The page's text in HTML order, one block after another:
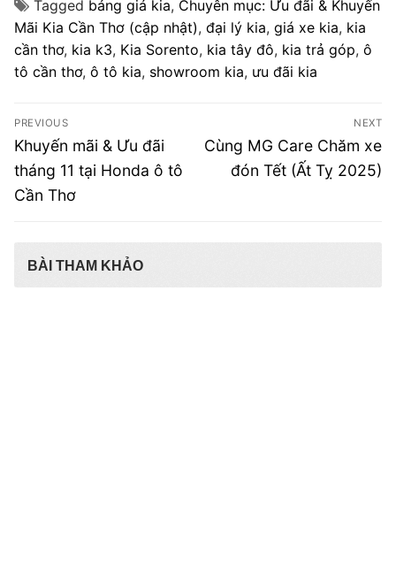
Tagged bảng giá kia, Chuyên mục: Ưu đãi & Khuyến
Mãi Kia Cần Thơ (cập nhật), đại lý kia, giá xe kia, kia
cần thơ, kia k3, Kia Sorento, kia tây đô, kia trả góp, ô
tô cần thơ, ô tô kia, showroom kia, ưu đãi kia
Điều
hướng
bài
viết
PREVIOUS
Previous
post:
Khuyến mãi & Ưu đãi
tháng 11 tại Honda ô tô
Cần Thơ
NEXT
Next
post:
Cùng MG Care Chăm xe
đón Tết (Ất Tỵ 2025)
BÀI THAM KHẢO